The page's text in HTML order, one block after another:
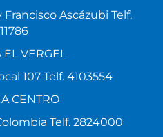
Francisco Ascázubi Telf.
EL VERGEL
107 Telf. 4103554
CENTRO
Telf. 2824000